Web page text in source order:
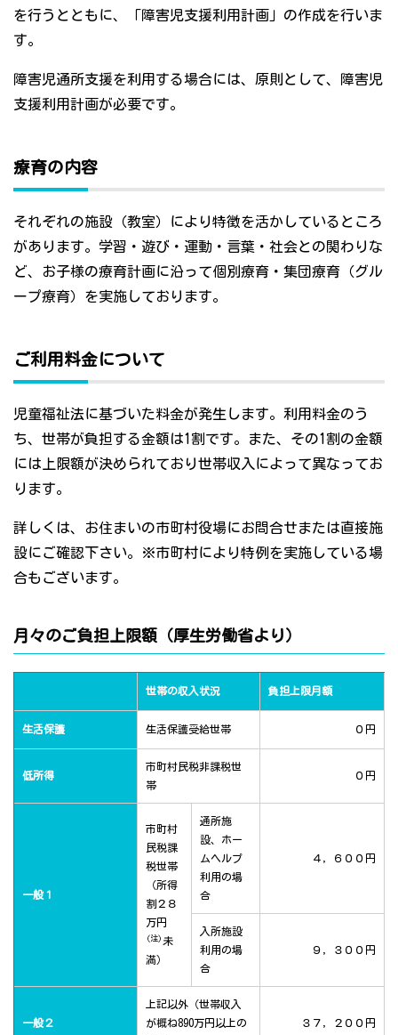
を行うとともに、「障害児支援利用計画」の作成を行いま
す。
障害児通所支援を利用する場合には、原則として、障害児
支援利用計画が必要です。
療育の内容
それぞれの施設（教室）により特徴を活かしているところ
があります。学習・遊び・運動・言葉・社会との関わりな
ど、お子様の療育計画に沿って個別療育・集団療育（グル
ープ療育）を実施しております。
ご利用料金について
児童福祉法に基づいた料金が発生します。利用料金のう
ち、世帯が負担する金額は1割です。また、その1割の金額
には上限額が決められており世帯収入によって異なってお
ります。
詳しくは、お住まいの市町村役場にお問合せまたは直接施
設にご確認下さい。※市町村により特例を実施している場
合もございます。
月々のご負担上限額（厚生労働省より）
世帯の収入状況 負担上限月額
生活保護 生活保護受給世帯 ０円
低所得
市町村民税非課税世
帯
０円
一般１
市町村
民税課
税世帯
（所得
割２８
万円
(注) 未
満）
通所施
設、ホー
ムヘルプ
利用の場
合
４，６００円
入所施設
利用の場
合
９，３００円
一般２
上記以外（世帯収入
が概ね890万円以上の
３７，２００円